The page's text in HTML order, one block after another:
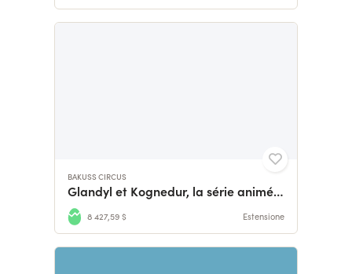
BAKUSS CIRCUS
Glandyl et Kognedur, la série animée !
8 427,59 $ Estensione